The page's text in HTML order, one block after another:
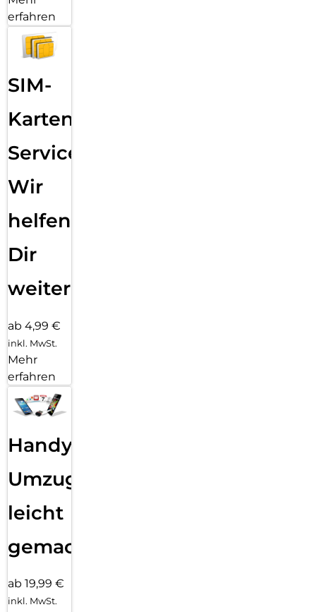
erfahren
SIM-
Karten
Service:
Wir
helfen
Dir
weiter
ab 4,99 €
inkl. MwSt.
Mehr
erfahren
Handy
Umzug
leicht
gemacht!
ab 19,99 €
inkl. MwSt.